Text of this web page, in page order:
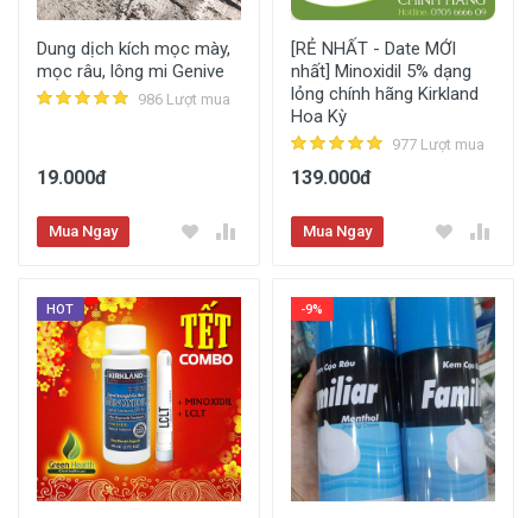
Dung dịch kích mọc mày,
mọc râu, lông mi Genive
986 Lượt mua
19.000đ
Mua Ngay
[RẺ NHẤT - Date MỚI
nhất] Minoxidil 5% dạng
lỏng chính hãng Kirkland
Hoa Kỳ
977 Lượt mua
139.000đ
Mua Ngay
HOT -9%